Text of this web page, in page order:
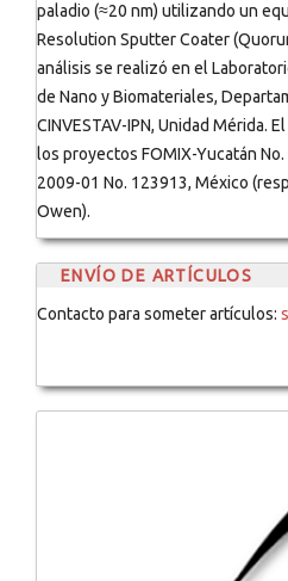
paladio (≈20 nm) utilizando un
Resolution Sputter Coater
análisis se realizó en el
de Nano y Biomateriales,
CINVESTAV-IPN, Unidad Mérida.
los proyectos FOMIX-Yucatán
2009-01 No. 123913, México
Owen).
ENVÍO DE ARTÍCULOS
Contacto para someter artículos: